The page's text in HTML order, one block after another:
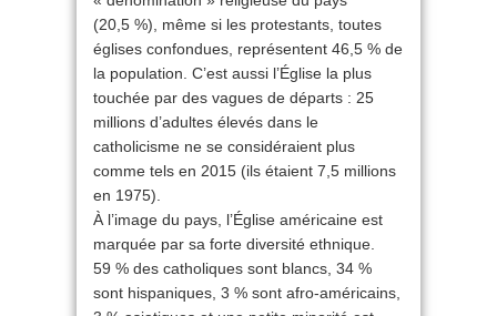
(20,5 %), même si les protestants, toutes
églises confondues, représentent 46,5 % de
la population. C’est aussi l’Église la plus
touchée par des vagues de départs : 25
millions d’adultes élevés dans le
catholicisme ne se considéraient plus
comme tels en 2015 (ils étaient 7,5 millions
en 1975).
À l’image du pays, l’Église américaine est
marquée par sa forte diversité ethnique.
59 % des catholiques sont blancs, 34 %
sont hispaniques, 3 % sont afro-américains,